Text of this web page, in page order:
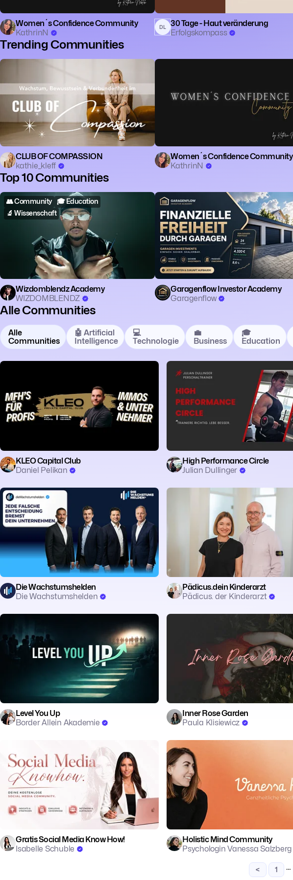
Women´s Confidence Community
KathrinN
DL
30 Tage - Haut veränderung
Erfolgskompass
Trending Communities
📈 Self-Improvement
CLUB OF COMPASSION
kathie_kleff
Women´s Confidence Community
KathrinN
Top 10 Communities
👥 Community
🎓 Education
🔬 Wissenschaft
Wizdomblendz Academy
WIZDOMBLENDZ
🏠 Real Estate 💰 Finanzen
Garagenflow Investor Academy
Garagenflow
Alle Communities
Alle
Communities
🤖 Artificial
Intelligence
💻
Technologie
💼
Business
🎓
Education
KLEO Capital Club
Daniel Pelikan
🏃 Fitness ⚽️ Sport
High Performance Circle
Julian Dullinger
💼 Business 🎓 Education 👔 Entrepreneurship
Die Wachstumshelden
Die Wachstumshelden
🔬 Wissenschaft
Pädicus.dein Kinderarzt
Pädicus. der Kinderarzt
🔥 Motivation
Level You Up
Border Allein Akademie
Inner Rose Garden
Paula Klisiewicz
📱Digital Marketing
📱 Social Media
Gratis Social Media Know How!
Isabelle Schuble
🧘 Achtsamkeit
📈 Self-Improvement
Holistic Mind Community
Psychologin Vanessa Salzberg
< 1 …